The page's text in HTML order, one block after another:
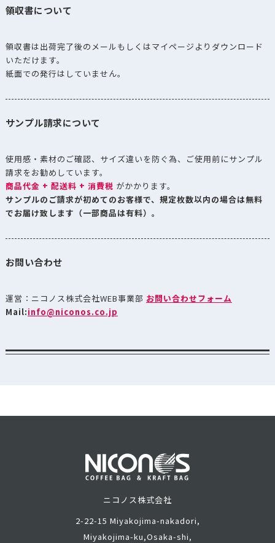
領収書について
領収書は出荷完了後のメールもしくはマイページよりダウンロード
いただけます。
紙面での発行はしていません。
サンプル請求について
使用感・素材のご確認、サイズ違いを防ぐ為、ご使用前にサンプル
請求をお勧めしています。
商品代金 + 配送料 + 消費税 がかかります。
サンプルのご請求が初めてのお客様で、規定枚数以内の場合は無料
でお届け致します（一部商品は有料）。
お問い合わせ
運営：ニコノス株式会社WEB事業部 お問い合わせフォーム
Mail:info@niconos.co.jp
ニコノス株式会社
2-22-15 Miyakojima-nakadori,
Miyakojima-ku,Osaka-shi,